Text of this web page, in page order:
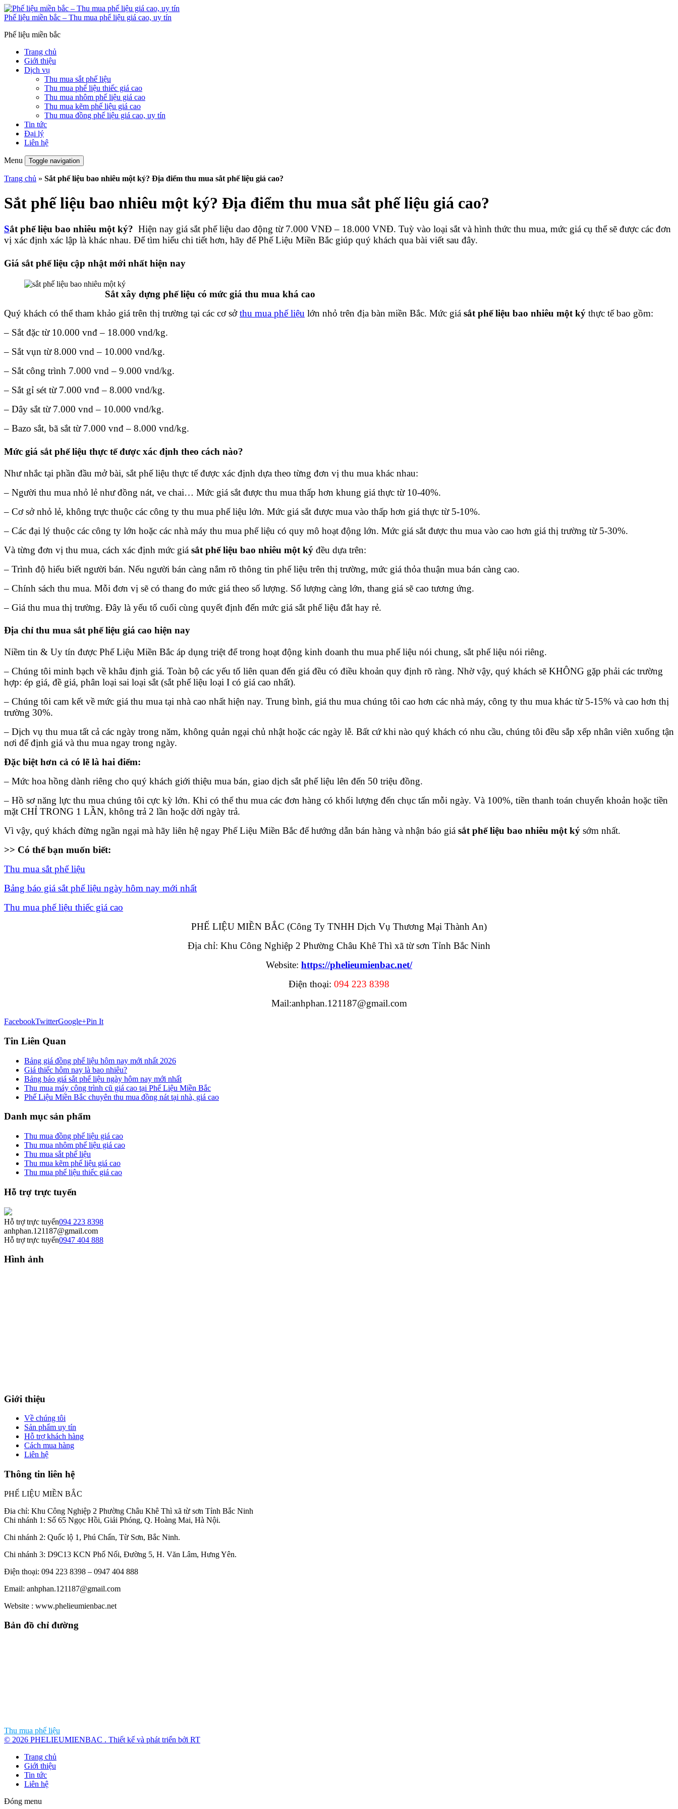
Phế liệu miền bắc – Thu mua phế liệu giá cao, uy tín
Phế liệu miền bắc
Trang chủ
Giới thiệu
Dịch vụ
Thu mua sắt phế liệu
Thu mua phế liệu thiếc giá cao
Thu mua nhôm phế liệu giá cao
Thu mua kẽm phế liệu giá cao
Thu mua đồng phế liệu giá cao, uy tín
Tin tức
Đại lý
Liên hệ
Menu Toggle navigation
Trang chủ » Sắt phế liệu bao nhiêu một ký? Địa điểm thu mua sắt phế liệu giá cao?
Sắt phế liệu bao nhiêu một ký? Địa điểm thu mua sắt phế liệu giá cao?
Sắt phế liệu bao nhiêu một ký? Hiện nay giá sắt phế liệu dao động từ 7.000 VNĐ – 18.000 VNĐ. Tuỳ vào loại sắt và hình thức thu mua, mức giá cụ thể sẽ được các đơn
vị xác định xác lập là khác nhau. Để tìm hiểu chi tiết hơn, hãy để Phế Liệu Miền Bắc giúp quý khách qua bài viết sau đây.
Giá sắt phế liệu cập nhật mới nhất hiện nay
Sắt xây dựng phế liệu có mức giá thu mua khá cao
Quý khách có thể tham khảo giá trên thị trường tại các cơ sởthu mua phế liệu lớn nhỏ trên địa bàn miền Bắc. Mức giá sắt phế liệu bao nhiêu một ký thực tế bao gồm:
– Sắt đặc từ 10.000 vnđ – 18.000 vnd/kg.
– Sắt vụn từ 8.000 vnd – 10.000 vnd/kg.
– Sắt công trình 7.000 vnd – 9.000 vnd/kg.
– Sắt gỉ sét từ 7.000 vnđ – 8.000 vnd/kg.
– Dây sắt từ 7.000 vnd – 10.000 vnd/kg.
– Bazo sắt, bã sắt từ 7.000 vnđ – 8.000 vnd/kg.
Mức giá sắt phế liệu thực tế được xác định theo cách nào?
Như nhắc tại phần đầu mở bài, sắt phế liệu thực tế được xác định dựa theo từng đơn vị thu mua khác nhau:
– Người thu mua nhỏ lẻ như đồng nát, ve chai… Mức giá sắt được thu mua thấp hơn khung giá thực từ 10-40%.
– Cơ sở nhỏ lẻ, không trực thuộc các công ty thu mua phế liệu lớn. Mức giá sắt được mua vào thấp hơn giá thực từ 5-10%.
– Các đại lý thuộc các công ty lớn hoặc các nhà máy thu mua phế liệu có quy mô hoạt động lớn. Mức giá sắt được thu mua vào cao hơn giá thị trường từ 5-30%.
Và từng đơn vị thu mua, cách xác định mức giá sắt phế liệu bao nhiêu một ký đều dựa trên:
– Trình độ hiểu biết người bán. Nếu người bán càng nắm rõ thông tin phế liệu trên thị trường, mức giá thỏa thuận mua bán càng cao.
– Chính sách thu mua. Mỗi đơn vị sẽ có thang đo mức giá theo số lượng. Số lượng càng lớn, thang giá sẽ cao tương ứng.
– Giá thu mua thị trường. Đây là yếu tố cuối cùng quyết định đến mức giá sắt phế liệu đắt hay rẻ.
Địa chỉ thu mua sắt phế liệu giá cao hiện nay
Niềm tin & Uy tín được Phế Liệu Miền Bắc áp dụng triệt để trong hoạt động kinh doanh thu mua phế liệu nói chung, sắt phế liệu nói riêng.
– Chúng tôi minh bạch về khâu định giá. Toàn bộ các yếu tố liên quan đến giá đều có điều khoản quy định rõ ràng. Nhờ vậy, quý khách sẽ KHÔNG gặp phải các trường
hợp: ép giá, đề giá, phân loại sai loại sắt (sắt phế liệu loại I có giá cao nhất).
– Chúng tôi cam kết về mức giá thu mua tại nhà cao nhất hiện nay. Trung bình, giá thu mua chúng tôi cao hơn các nhà máy, công ty thu mua khác từ 5-15% và cao hơn thị
trường 30%.
– Dịch vụ thu mua tất cả các ngày trong năm, không quản ngại chủ nhật hoặc các ngày lễ. Bất cứ khi nào quý khách có nhu cầu, chúng tôi đều sắp xếp nhân viên xuống tận
nơi để định giá và thu mua ngay trong ngày.
Đặc biệt hơn cả có lẽ là hai điểm:
– Mức hoa hồng dành riêng cho quý khách giới thiệu mua bán, giao dịch sắt phế liệu lên đến 50 triệu đồng.
– Hồ sơ năng lực thu mua chúng tôi cực kỳ lớn. Khi có thể thu mua các đơn hàng có khối lượng đến chục tấn mỗi ngày. Và 100%, tiền thanh toán chuyển khoản hoặc tiền
mặt CHỈ TRONG 1 LẦN, không trả 2 lần hoặc dời ngày trả.
Vì vậy, quý khách đừng ngần ngại mà hãy liên hệ ngay Phế Liệu Miền Bắc để hướng dẫn bán hàng và nhận báo giá sắt phế liệu bao nhiêu một ký sớm nhất.
>> Có thể bạn muốn biết:
Thu mua sắt phế liệu
Bảng báo giá sắt phế liệu ngày hôm nay mới nhất
Thu mua phế liệu thiếc giá cao
PHẾ LIỆU MIỀN BẮC (Công Ty TNHH Dịch Vụ Thương Mại Thành An)
Địa chỉ: Khu Công Nghiệp 2 Phường Châu Khê Thì xã từ sơn Tỉnh Bắc Ninh
Website: https://phelieumienbac.net/
Điện thoại: 094 223 8398
Mail:anhphan.121187@gmail.com
FacebookTwitterGoogle+Pin It
Tin Liên Quan
Bảng giá đồng phế liệu hôm nay mới nhất 2026
Giá thiếc hôm nay là bao nhiêu?
Bảng báo giá sắt phế liệu ngày hôm nay mới nhất
Thu mua máy công trình cũ giá cao tại Phế Liệu Miền Bắc
Phế Liệu Miền Bắc chuyên thu mua đồng nát tại nhà, giá cao
Danh mục sản phẩm
Thu mua đồng phế liệu giá cao
Thu mua nhôm phế liệu giá cao
Thu mua sắt phế liệu
Thu mua kẽm phế liệu giá cao
Thu mua phế liệu thiếc giá cao
Hỗ trợ trực tuyến
Hỗ trợ trực tuyến094 223 8398
anhphan.121187@gmail.com
Hỗ trợ trực tuyến0947 404 888
Hình ảnh
Giới thiệu
Về chúng tôi
Sản phẩm uy tín
Hỗ trợ khách hàng
Cách mua hàng
Liên hệ
Thông tin liên hệ
PHẾ LIỆU MIỀN BẮC
Đia chỉ: Khu Công Nghiệp 2 Phường Châu Khê Thì xã từ sơn Tỉnh Bắc Ninh
Chi nhánh 1: Số 65 Ngọc Hồi, Giải Phóng, Q. Hoàng Mai, Hà Nội.
Chi nhánh 2: Quốc lộ 1, Phú Chấn, Từ Sơn, Bắc Ninh.
Chi nhánh 3: D9C13 KCN Phố Nối, Đường 5, H. Văn Lâm, Hưng Yên.
Điện thoại: 094 223 8398 – 0947 404 888
Email: anhphan.121187@gmail.com
Website : www.phelieumienbac.net
Bản đồ chỉ đường
Thu mua phế liệu
© 2026 PHELIEUMIENBAC . Thiết kế và phát triển bởi RT
Trang chủ
Giới thiệu
Tin tức
Liên hệ
Đóng menu